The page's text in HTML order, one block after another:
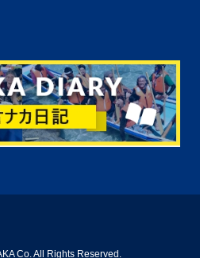
Co. All Rights Reserved.